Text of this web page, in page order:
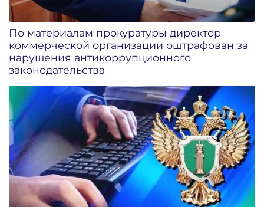
По материалам прокуратуры директор
коммерческой организации оштрафован за
нарушения антикоррупционного
законодательства